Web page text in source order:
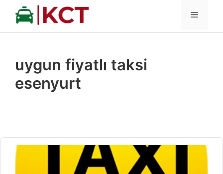
İçeriğe
MENÜ
uygun fiyatlı taksi
esenyurt